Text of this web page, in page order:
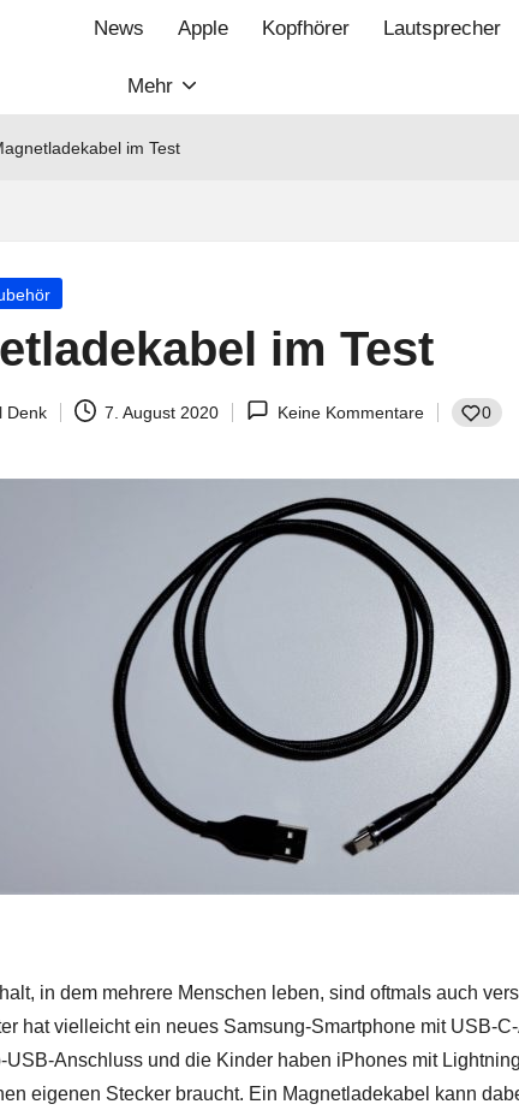
News Apple Kopfhörer Lautsprecher
Mehr
im Test
im Test
Denk 7. August 2020 Keine Kommentare 0
in dem mehrere Menschen leben, sind oftmals auch
hat vielleicht ein neues Samsung-Smartphone mit USB-
USB-Anschluss und die Kinder haben iPhones mit
eigenen Stecker braucht. Ein Magnetladekabel kann